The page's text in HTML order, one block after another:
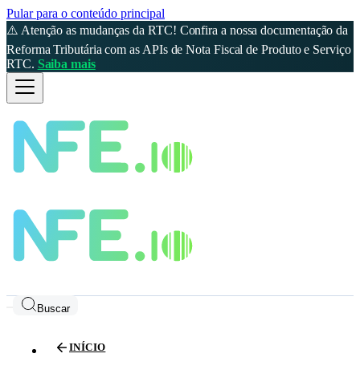
Pular para o conteúdo principal
⚠️ Atenção as mudanças da RTC! Confira a nossa documentação da
Reforma Tributária com as APIs de Nota Fiscal de Produto e Serviço
RTC. Saiba mais
Buscar
INÍCIO